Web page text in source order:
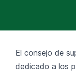
El consejo de
dedicado a los